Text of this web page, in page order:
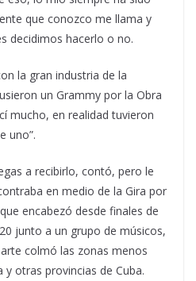
que conozco me llama y
decidimos hacerlo o no.
la gran industria de la
un Grammy por la Obra
mucho, en realidad tuvieron
uno”.
a recibirlo, contó, pero le
en medio de la Gira por
encabezó desde finales de
junto a un grupo de músicos,
colmó las zonas menos
otras provincias de Cuba.